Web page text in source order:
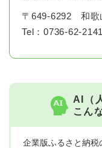
〒649-6292
和歌
Tel：0736-62-
AI（
こん
企業版ふるさと納税